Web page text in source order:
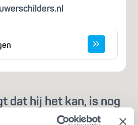
dat hij het kan, is nog